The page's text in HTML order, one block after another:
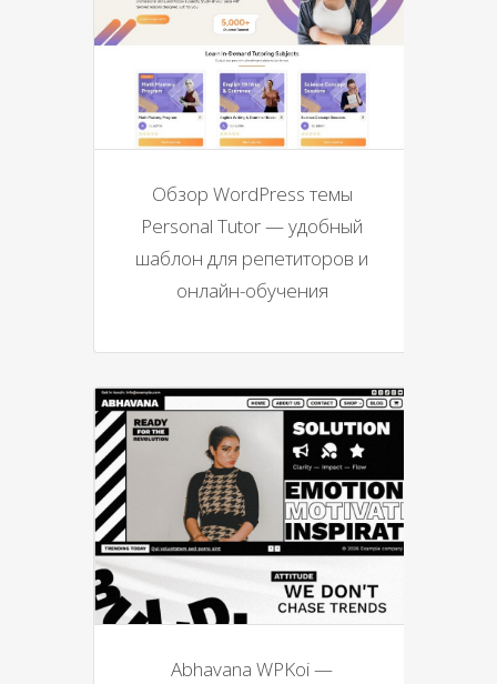
Обзор WordPress темы
Personal Tutor — удобный
шаблон для репетиторов и
онлайн-обучения
Abhavana WPKoi —